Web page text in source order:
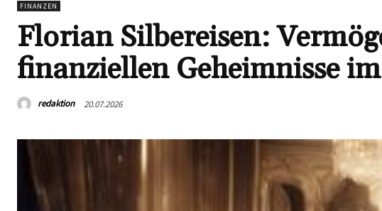
FINANZEN
Florian Silbereisen:
finanziellen Geheimnisse
redaktion 20.07.2026